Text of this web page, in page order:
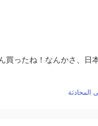
買ったね！なんかさ、日